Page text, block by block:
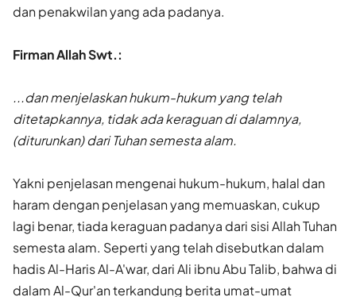
dan penakwilan yang ada padanya.
Firman Allah Swt.:
...dan menjelaskan hukum-hukum yang telah
ditetapkannya, tidak ada keraguan di dalamnya,
(diturunkan) dari Tuhan semesta alam.
Yakni penjelasan mengenai hukum-hukum, halal dan
haram dengan penjelasan yang memuaskan, cukup
lagi benar, tiada keraguan padanya dari sisi Allah Tuhan
semesta alam. Seperti yang telah disebutkan dalam
hadis Al-Haris Al-A'war, dari Ali ibnu Abu Talib, bahwa di
dalam Al-Qur'an terkandung berita umat-umat